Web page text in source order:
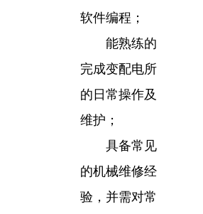
软件编程；
能熟练的
完成变配电所
的日常操作及
维护；
具备常见
的机械维修经
验，并需对常